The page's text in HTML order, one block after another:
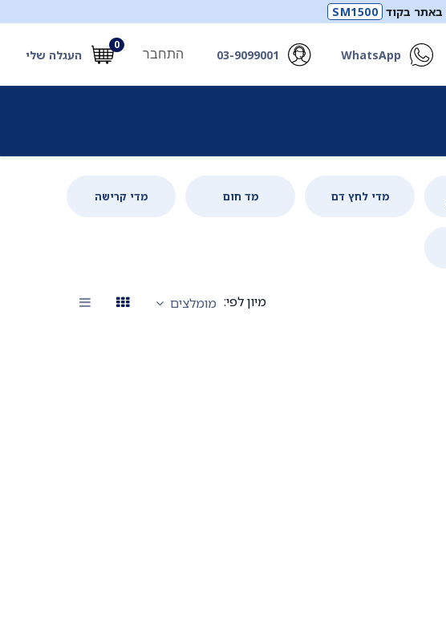
SM1500
WhatsApp
03-9099001
0
העגלה שלי התחבר
מדי לחץ דם מד חום מדי קרישה
מיון לפי: מומלצים